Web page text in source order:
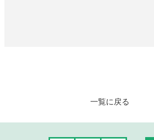
一覧に戻る